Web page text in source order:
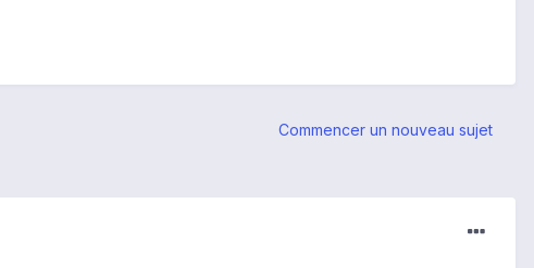
Commencer un nouveau sujet